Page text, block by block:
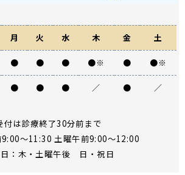
月 火 水 木 金 土
● ● ● ●※ ● ●※
● ● ● ／ ● ／
付は診療終了30分前まで
～11:30 土曜午前9:00～12:00
：木・土曜午後 日・祝日